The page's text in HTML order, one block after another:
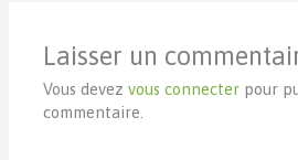
Laisser un
Vous devezvous connecter pour
commentaire.